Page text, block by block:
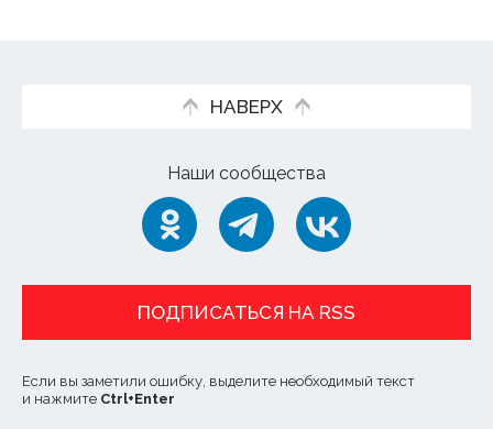
НАВЕРХ
Наши сообщества
ПОДПИСАТЬСЯ НА RSS
Если вы заметили ошибку, выделите необходимый текст
и нажмите Ctrl+Enter